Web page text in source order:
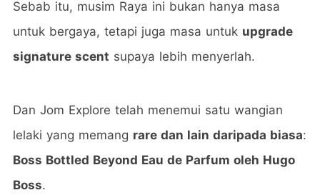
Sebab itu, musim Raya ini bukan hanya masa
untuk bergaya, tetapi juga masa untuk upgrade
signature scent supaya lebih menyerlah.
Dan Jom Explore telah menemui satu wangian
lelaki yang memang rare dan lain daripada biasa:
Boss Bottled Beyond Eau de Parfum oleh Hugo
Boss.